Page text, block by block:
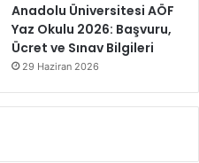
Anadolu Üniversitesi AÖF
Yaz Okulu 2026: Başvuru,
Ücret ve Sınav Bilgileri
29 Haziran 2026